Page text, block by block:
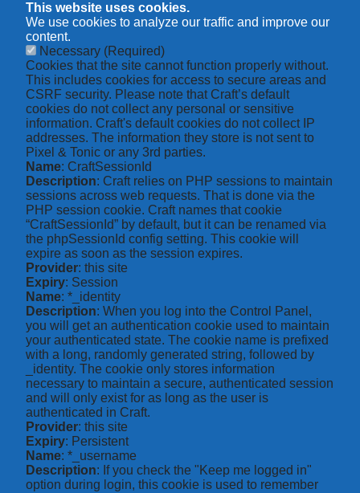
This website uses cookies.
We use cookies to analyze our traffic and improve our
content.
Necessary (Required)
Cookies that the site cannot function properly without.
This includes cookies for access to secure areas and
CSRF security. Please note that Craft’s default
cookies do not collect any personal or sensitive
information. Craft's default cookies do not collect IP
addresses. The information they store is not sent to
Pixel & Tonic or any 3rd parties.
Name: CraftSessionId
Description: Craft relies on PHP sessions to maintain
sessions across web requests. That is done via the
PHP session cookie. Craft names that cookie
“CraftSessionId” by default, but it can be renamed via
the phpSessionId config setting. This cookie will
expire as soon as the session expires.
Provider: this site
Expiry: Session
Name: *_identity
Description: When you log into the Control Panel,
you will get an authentication cookie used to maintain
your authenticated state. The cookie name is prefixed
with a long, randomly generated string, followed by
_identity. The cookie only stores information
necessary to maintain a secure, authenticated session
and will only exist for as long as the user is
authenticated in Craft.
Provider: this site
Expiry: Persistent
Name: *_username
Description: If you check the "Keep me logged in"
option during login, this cookie is used to remember